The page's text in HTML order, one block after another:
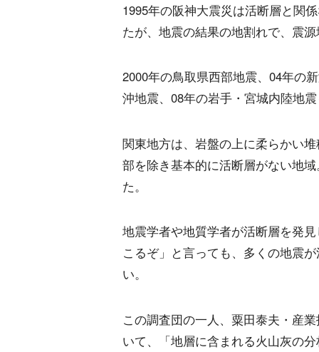
1995年の阪神大震災は活断層と関
たが、地震の結果の地割れで、震
2000年の鳥取県西部地震、04年の
沖地震、08年の岩手・宮城内陸地
関東地方は、岩盤の上に柔らかい
部を除き基本的に活断層がない地
た。
地震学者や地質学者が活断層を発
こるぞ」と言っても、多くの地震
い。
この調査団の一人、粟田泰夫・産
いて、「地層に含まれる火山灰の